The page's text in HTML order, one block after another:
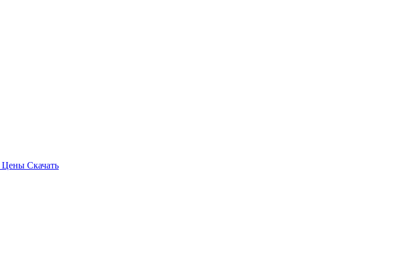
Цены Скачать